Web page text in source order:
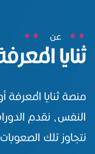
عن
ثنايا
منصة ثنايا
النفس، نقدم
نتجاوز تلك